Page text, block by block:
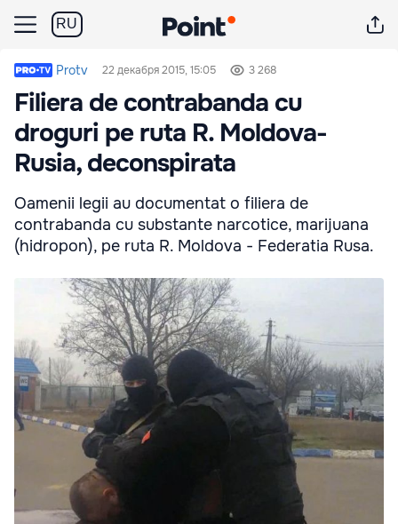
RU
Protv 22 декабря 2015, 15:05 3 268
Filiera de contrabanda cu
droguri pe ruta R. Moldova-
Rusia, deconspirata
Oamenii legii au documentat o filiera de
contrabanda cu substante narcotice, marijuana
(hidropon), pe ruta R. Moldova - Federatia Rusa.